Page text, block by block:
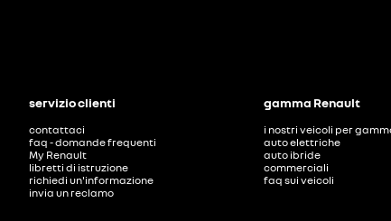
servizio clienti
contattaci
faq - domande frequenti
My Renault
libretti di istruzione
richiedi un'informazione
invia un reclamo
gamma Renault
i nostri veicoli per
auto elettriche
auto ibride
commerciali
faq sui veicoli